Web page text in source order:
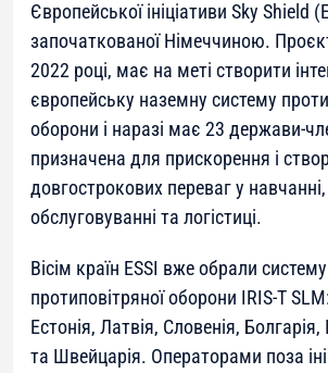
Європейської ініціативи Sky Shield
започаткованої Німеччиною.
2022 році, має на меті створити
європейську наземну систему
оборони і наразі має 23 держави-
призначена для прискорення і
довгострокових переваг у
обслуговуванні та логістиці.
Вісім країн ESSI вже обрали систему
протиповітряної оборони IRIS-T
Естонія, Латвія, Словенія,
та Швейцарія. Операторами поза